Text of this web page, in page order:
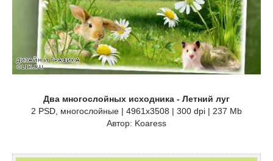
Два многослойных исходника - Летний луг
2 PSD, многослойные | 4961x3508 | 300 dpi | 237 Mb
Автор: Koaress